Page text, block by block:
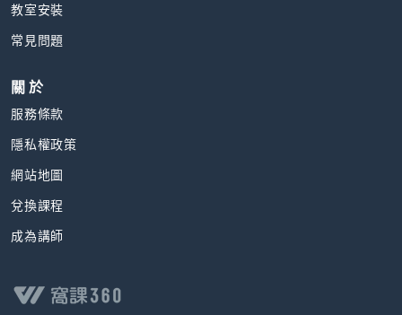
教室安裝
常見問題
關 於
服務條款
隱私權政策
網站地圖
兌換課程
成為講師